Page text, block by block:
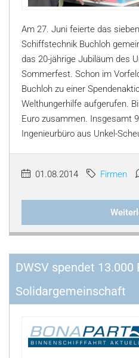
Am 27. Juni feierte das
Schiffstechnik Buchloh
das 20-jährige Jubiläum des
Sommerfest. Schon im
Buchloh zu einer
Welthungerhilfe aufgerufen.
Euro zusammen. Insgesamt
Ingenieurbüro aus Unkel-
01.08.2014 Firmen
DWSV spendet 13.000
Solidargemeinschaft